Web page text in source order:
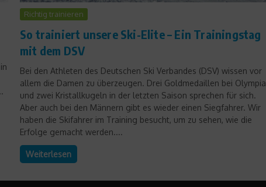
Richtig trainieren
So trainiert unsere Ski-Elite – Ein Trainingstag
mit dem DSV
Bei den Athleten des Deutschen Ski Verbandes (DSV) wissen vor
allem die Damen zu überzeugen. Drei Goldmedaillen bei Olympia
und zwei Kristallkugeln in der letzten Saison sprechen für sich.
Aber auch bei den Männern gibt es wieder einen Siegfahrer. Wir
haben die Skifahrer im Training besucht, um zu sehen, wie die
Erfolge gemacht werden....
Weiterlesen